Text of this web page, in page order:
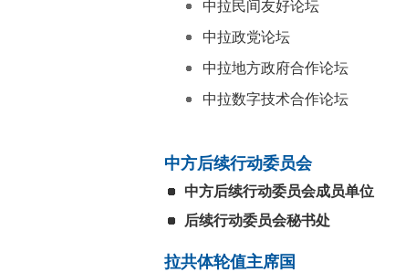
中拉民间友好论坛
中拉政党论坛
中拉地方政府合作论坛
中拉数字技术合作论坛
中方后续行动委员会
中方后续行动委员会成员单位
后续行动委员会秘书处
拉共体轮值主席国